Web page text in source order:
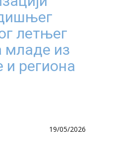
летњег
младе из
и региона
19/05/2026